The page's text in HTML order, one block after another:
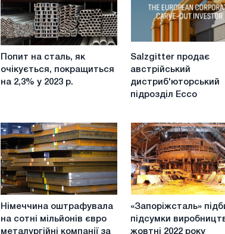
сталь,
на
2,3%
у
2023
р.
Попит на сталь, як
очікується, покращиться
на 2,3% у 2023 р.
продає
австрійський
дистриб'юторський
підрозділ
Salzgitter продає
австрійський
дистриб'юторський
підрозділ Ecco
Німеччина
оштрафувала
Німеччина оштрафувала
на сотні мільйонів євро
металургійні компанії за
«Запоріжсталь»
підбила
підсумки
«Запоріжсталь»
підсумки
жовтні 2022 року